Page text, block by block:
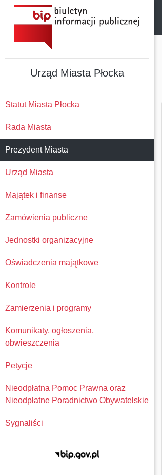
Urząd Miasta Płocka
Statut Miasta Płocka
Rada Miasta
Prezydent Miasta
Urząd Miasta
Majątek i finanse
Zamówienia publiczne
Jednostki organizacyjne
Oświadczenia majątkowe
Kontrole
Zamierzenia i programy
Komunikaty, ogłoszenia,
obwieszczenia
Petycje
Nieodpłatna Pomoc Prawna oraz
Nieodpłatne Poradnictwo Obywatelskie
Sygnaliści